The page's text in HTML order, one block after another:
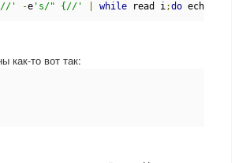
' -e 's/" {//' while read i;do echo $i
как-то вот так: